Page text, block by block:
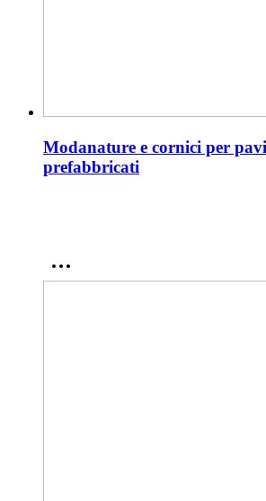
Modanature e cornici per
prefabbricati